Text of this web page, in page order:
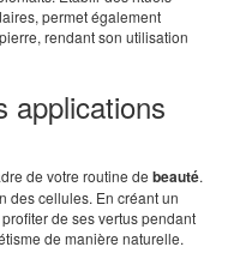
permet également
rendant son utilisation
applications
de votre routine de beauté.
des cellules. En créant un
de ses vertus pendant
de manière naturelle.